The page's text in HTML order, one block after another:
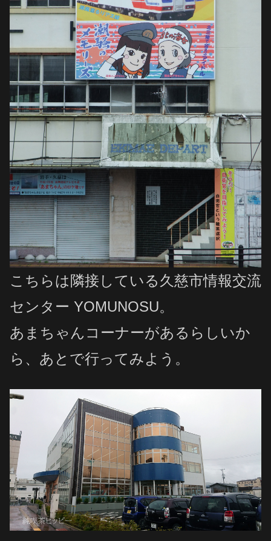
こちらは隣接している久慈市情報交流
センター YOMUNOSU。
あまちゃんコーナーがあるらしいか
ら、あとで行ってみよう。